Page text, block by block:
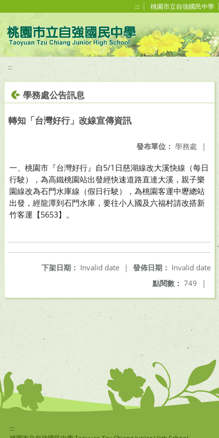
::: 桃園市立自強國民中學
:::
學務處公告訊息
轉知「台灣好行」改線宣傳資訊
發布單位： 學務處 |
一、桃園市『台灣好行』自5/1日慈湖線改大溪快線（每日
行駛），為高鐵桃園站出發經快速道路直達大溪，親子樂
園線改為石門水庫線（假日行駛），為桃園客運中壢總站
出發，經龍潭到石門水庫，要往小人國及六福村請改搭新
竹客運【5653】。
發佈日期： Invalid date
下架日期： Invalid date
|
點閱數： 749 |
:::